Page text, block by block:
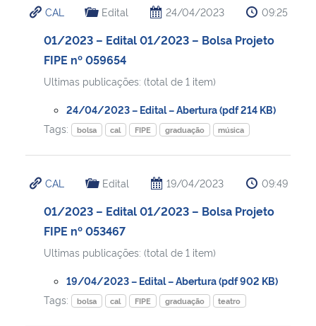
Ministério da Cidadania
Ministério de Minas e Energia
Ministério da Ciência, Tecnologia, Inovações e Comunicações
Ministério do Desenvolvimento Regional
Ministério da Mulher, da Família e dos Direitos Humanos
CAL Edital 24/04/2023 09:25
01/2023 – Edital 01/2023 – Bolsa Projeto
FIPE nº 059654
Ultimas publicações: (total de 1 item)
24/04/2023 – Edital – Abertura (pdf 214 KB)
Tags:
bolsa cal FIPE graduação música
CAL Edital 19/04/2023 09:49
01/2023 – Edital 01/2023 – Bolsa Projeto
FIPE nº 053467
Ultimas publicações: (total de 1 item)
19/04/2023 – Edital – Abertura (pdf 902 KB)
Tags:
bolsa cal FIPE graduação teatro